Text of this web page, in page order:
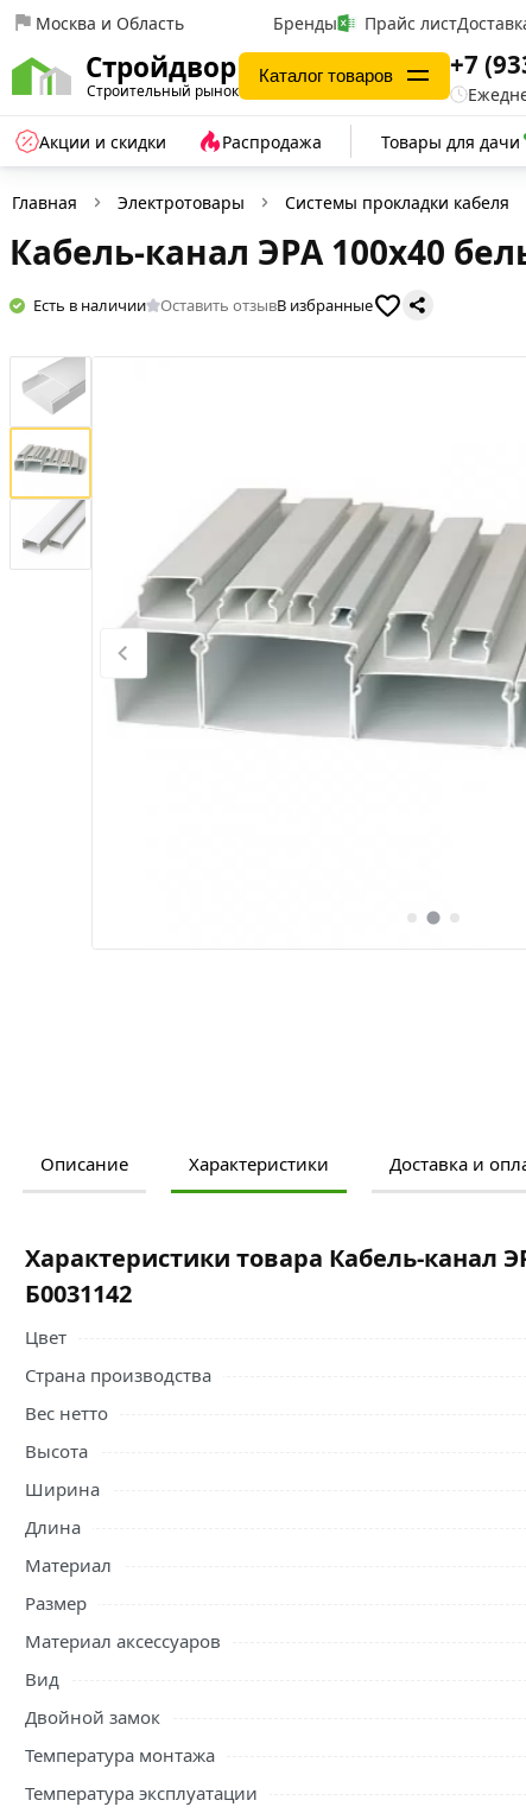
Москва и Область Бренды Прайс лист
Стройдвор
Строительный рынок
Каталог товаров +7
Акции и скидки Распродажа Товары для дачи
Главная Электротовары Системы прокладки кабеля
Кабель-канал ЭРА 100x40
Есть в наличии Оставить отзывВ избранные
Описание Характеристики Доставка и
Ознакомьтесь с подробными характеристиками,
Условия доставки и цены на товар Кабель-канал ЭРА
Кабель - каналы и комплектующие
Характеристики товара Кабель-канал
Б0031142
Цвет
Страна производства
Вес нетто
Высота
Ширина
Длина
Материал
Размер
Материал аксессуаров
Вид
Двойной замок
Температура монтажа
Температура эксплуатации